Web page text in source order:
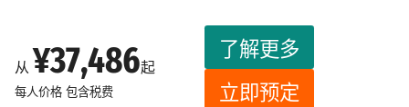
从 ¥37,486起
每人价格 包含税费
了解更多
立即预定